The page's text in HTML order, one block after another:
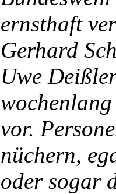
ernsthaft
Gerhard
Uwe
vor.
nüchern,
oder sogar